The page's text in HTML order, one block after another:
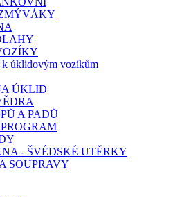
úklidovým vozíkům
ÚKLID
A PADŮ
- ŠVÉDSKÉ UTĚRKY
SOUPRAVY